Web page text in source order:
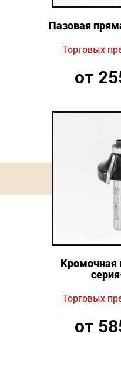
Пазовая
Торговых
от
Кромочная
Торговых
от